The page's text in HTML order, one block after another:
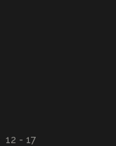
12 - 17